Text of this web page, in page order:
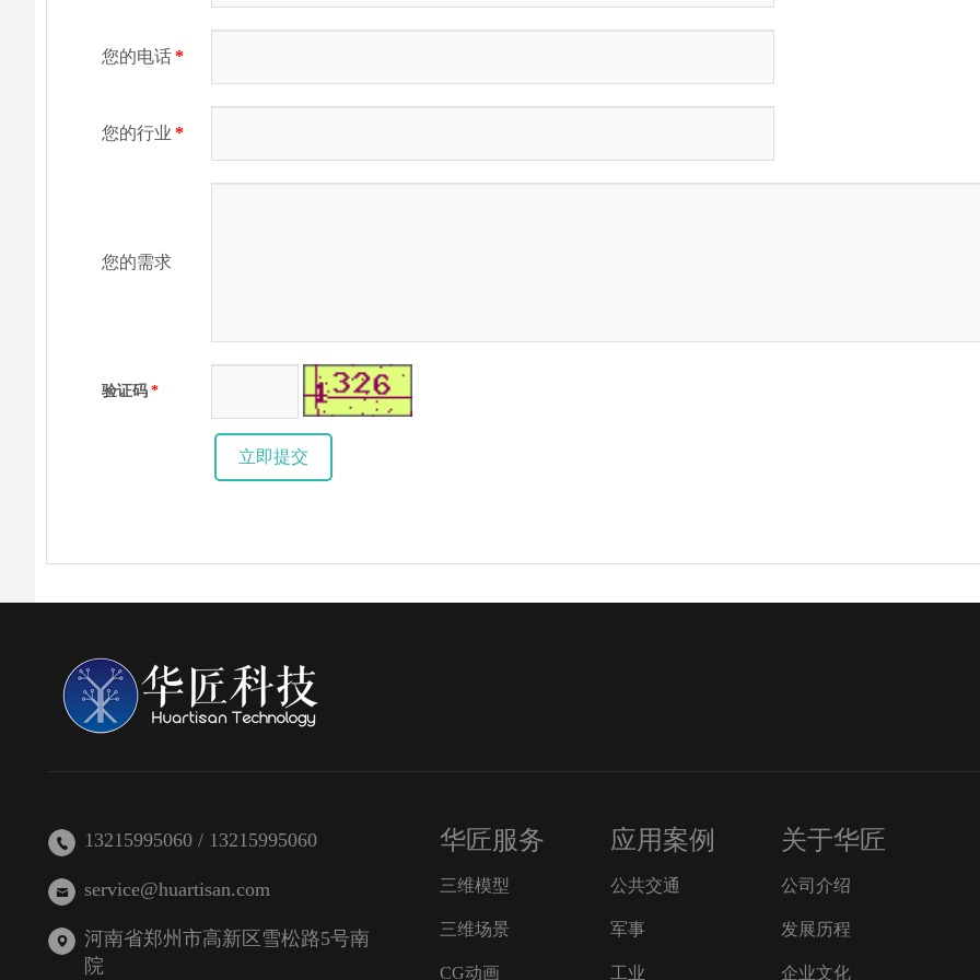
您的电话*
您的行业 *
您的需求
验证码 *
13215995060 / 13215995060
service@huartisan.com
河南省郑州市高新区雪松路5号南
院
华匠服务
三维模型
三维场景
CG动画
应用案例
公共交通
军事
工业
关于华匠
公司介绍
发展历程
企业文化